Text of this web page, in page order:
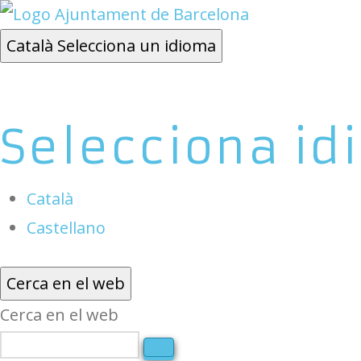
Català Selecciona un idioma
Selecciona
Català
Castellano
Cerca en el web
Cerca en el web